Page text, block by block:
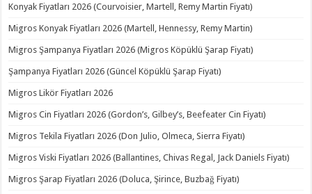
Konyak Fiyatları 2026 (Courvoisier, Martell, Remy Martin Fiyatı)
Migros Konyak Fiyatları 2026 (Martell, Hennessy, Remy Martin)
Migros Şampanya Fiyatları 2026 (Migros Köpüklü Şarap Fiyatı)
Şampanya Fiyatları 2026 (Güncel Köpüklü Şarap Fiyatı)
Migros Likör Fiyatları 2026
Migros Cin Fiyatları 2026 (Gordon’s, Gilbey’s, Beefeater Cin Fiyatı)
Migros Tekila Fiyatları 2026 (Don Julio, Olmeca, Sierra Fiyatı)
Migros Viski Fiyatları 2026 (Ballantines, Chivas Regal, Jack Daniels Fiyatı)
Migros Şarap Fiyatları 2026 (Doluca, Şirince, Buzbağ Fiyatı)